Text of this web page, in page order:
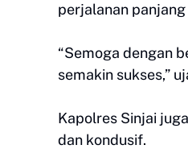
perjalanan
“Semoga dengan
semakin sukses,”
Kapolres Sinjai
dan kondusif.